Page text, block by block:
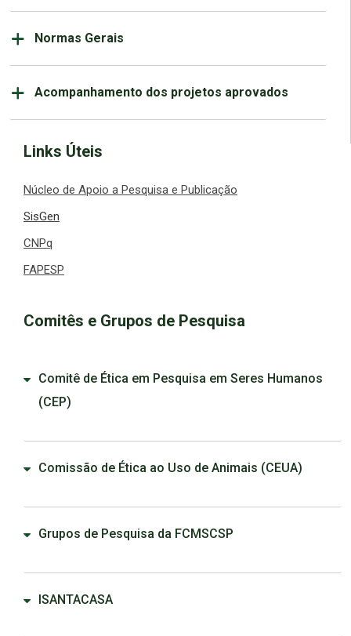
Normas Gerais
Acompanhamento dos projetos aprovados
Links Úteis
Núcleo de Apoio a Pesquisa e Publicação
SisGen
CNPq
FAPESP
Comitês e Grupos de Pesquisa
Comitê de Ética em Pesquisa em Seres Humanos
(CEP)
Comissão de Ética ao Uso de Animais (CEUA)
Grupos de Pesquisa da FCMSCSP
ISANTACASA